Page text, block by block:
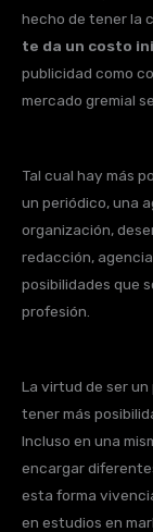
hecho de tener la
te da un costo
publicidad como
mercado gremial
Tal cual hay más
un periódico, una
organización,
redacción,
posibilidades que
profesión.
La virtud de ser
tener más
Incluso en una
encargar
esta forma
en estudios en